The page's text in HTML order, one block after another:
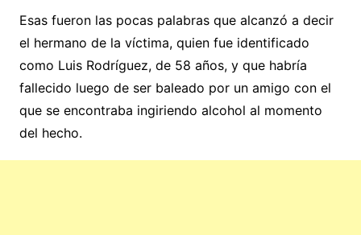
Esas fueron las pocas palabras que alcanzó a decir
el hermano de la víctima, quien fue identificado
como Luis Rodríguez, de 58 años, y que habría
fallecido luego de ser baleado por un amigo con el
que se encontraba ingiriendo alcohol al momento
del hecho.